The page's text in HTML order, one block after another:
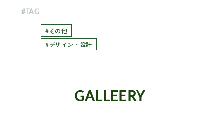
#TAG
#その他
#デザイン・設計
GALLEERY